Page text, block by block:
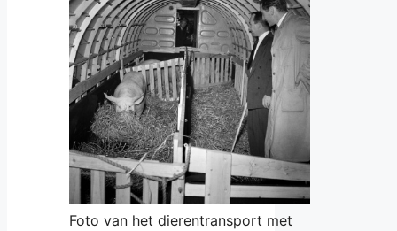
Foto van het dierentransport met